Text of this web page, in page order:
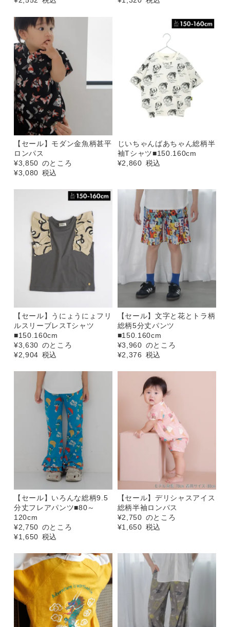
【セール】モダン金魚柄甚平
ロンパス
¥3,850 のところ
¥3,080 税込
じいちゃんばあちゃん総柄半
袖Tシャツ■150.160cm
¥2,860 税込
【セール】うにょうにょフリ
ルスリーブレスTシャツ
■150.160cm
¥3,630 のところ
¥2,904 税込
【セール】文字と花とトラ柄
総柄5分丈パンツ
■150.160cm
¥3,960 のところ
¥2,376 税込
【セール】いろんな総柄9.5
分丈フレアパンツ■80～
120cm
¥2,750 のところ
¥1,650 税込
【セール】デリシャスアイス
総柄半袖ロンパス
¥2,750 のところ
¥1,650 税込